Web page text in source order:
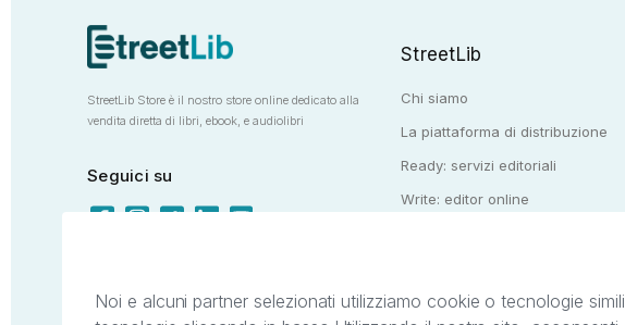
StreetLib Store è il nostro store online dedicato alla
vendita diretta di libri, ebook, e audiolibri
Seguici su
StreetLib
Chi siamo
La piattaforma di distribuzione
Ready: servizi editoriali
Write: editor online
Noi e alcuni partner selezionati utilizziamo cookie o tecnologie